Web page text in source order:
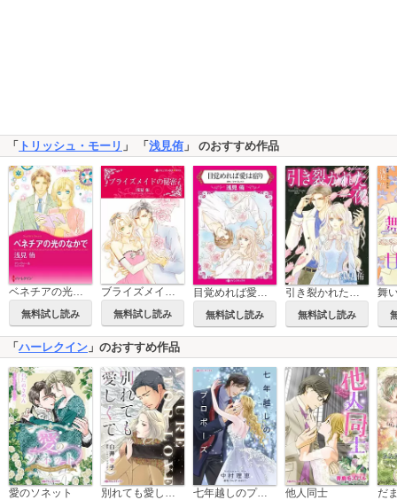
「 トリッシュ・モーリ 」 「 浅見侑 」 のおすすめ作品
ベネチアの光のなかで
無料試し読み
ブライズメイドの秘密
無料試し読み 無料試し読み 無料試し読み
「ハーレクイン 」のおすすめ作品
愛のソネット 七年越しのプロポーズ 他人同士